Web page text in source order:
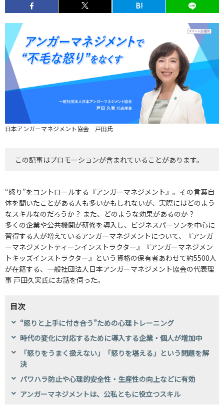
B!
日本アンガーマネジメント協会 戸田氏
この記事はプロモーションが含まれていることがあります。
“怒り”をコントロールする『アンガーマネジメント』。その言葉自
体を聞いたことがある人も多いかもしれないが、実際にはどのよう
なスキルなのだろうか？ また、どのような効果があるのか？
多くの企業や公共機関が研修を導入し、ビジネスパーソンを中心に
習得する人が増えているアンガーマネジメントについて、『アンガ
ーマネジメントティーンインストラクター』『アンガーマネジメン
トキッズインストラクター』という資格の保有者あわせて約5500人
が在籍する、一般社団法人日本アンガーマネジメント協会の代表理
事 戸田久実氏にお話を伺った。
目次
“怒りと上手に付き合う”ための心理トレーニング
時代の変化に対応するために導入する企業・個人が増加中
「怒りをうまく扱えない」「怒りを堪える」という問題を解
決
パワハラ防止や心理的安全性・生産性の向上などに有効
アンガーマネジメントは、公私ともに役立つスキル